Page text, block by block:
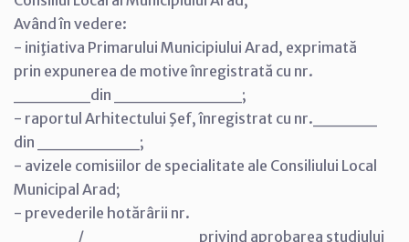
Având în vedere:
- iniţiativa Primarului Municipiului Arad, exprimată
prin expunerea de motive înregistrată cu nr.
______din __________;
- raportul Arhitectului Şef, înregistrat cu nr._____
din ________;
- avizele comisiilor de specialitate ale Consiliului Local
Municipal Arad;
- prevederile hotărârii nr.
_____/_________privind aprobarea studiului